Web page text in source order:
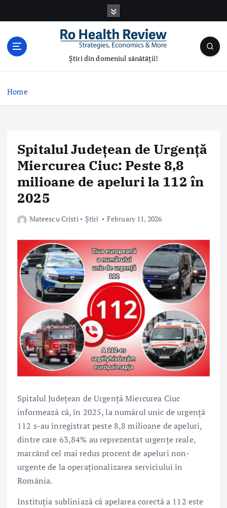
Știri din domeniul sănătății!
Home
Spitalul Județean de Urgență
Miercurea Ciuc: Peste 8,8
milioane de apeluri la 112 în
2025
Mateescu Cristi Știri February 11, 2026
Spitalul Județean de Urgență Miercurea Ciuc
informează că, în 2025, la numărul unic de urgență
112 s-au înregistrat peste 8,8 milioane de apeluri,
dintre care 63,84% au reprezentat urgențe reale,
marcând cel mai redus procent de apeluri non-
urgente de la operaționalizarea serviciului în
România.
Instituția subliniază că apelarea corectă a 112 este